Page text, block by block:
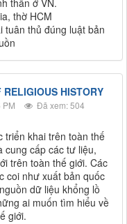
thần ở VN.
thờ HCM
tuân thủ đúng luật bản
HISTORY
Đã xem: 504
triển khai trên toàn thế
cung cấp các tư liệu,
trên toàn thế giới. Các
coi như xuất bản quốc
dữ liệu khổng lồ
ai muốn tìm hiểu về
giới.